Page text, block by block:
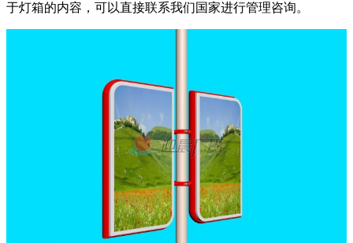
于灯箱的内容，可以直接联系我们国家进行管理咨询。